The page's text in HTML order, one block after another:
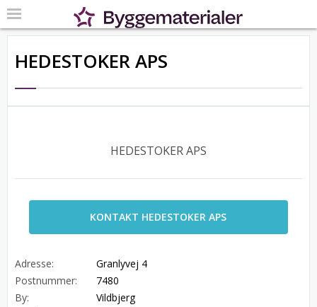
HEDESTOKER APS
HEDESTOKER APS
KONTAKT HEDESTOKER APS
Adresse:
Granlyvej 4
Postnummer:
7480
By:
Vildbjerg